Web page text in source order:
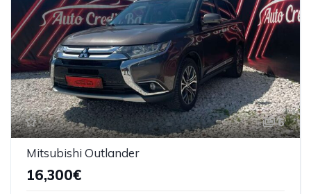
6
Mitsubishi Outlander
16,300€